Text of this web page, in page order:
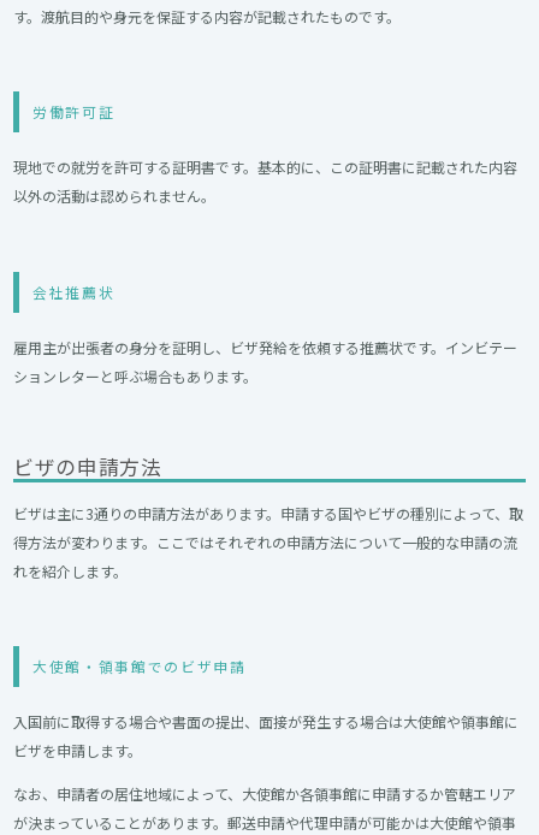
す。渡航目的や身元を保証する内容が記載されたものです。
労働許可証
現地での就労を許可する証明書です。基本的に、この証明書に記載された内容
以外の活動は認められません。
会社推薦状
雇用主が出張者の身分を証明し、ビザ発給を依頼する推薦状です。インビテー
ションレターと呼ぶ場合もあります。
ビザの申請方法
ビザは主に3通りの申請方法があります。申請する国やビザの種別によって、取
得方法が変わります。ここではそれぞれの申請方法について一般的な申請の流
れを紹介します。
大使館・領事館でのビザ申請
入国前に取得する場合や書面の提出、面接が発生する場合は大使館や領事館に
ビザを申請します。
なお、申請者の居住地域によって、大使館か各領事館に申請するか管轄エリア
が決まっていることがあります。郵送申請や代理申請が可能かは大使館や領事